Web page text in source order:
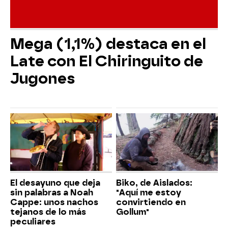
Mega (1,1%) destaca en el
Late con El Chiringuito de
Jugones
El desayuno que deja
sin palabras a Noah
Cappe: unos nachos
tejanos de lo más
peculiares
Biko, de Aislados:
"Aquí me estoy
convirtiendo en
Gollum"